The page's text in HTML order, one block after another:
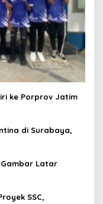
ke Porprov Jatim
di Surabaya,
Gambar Latar
SSC,